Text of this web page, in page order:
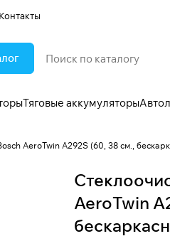
Контакты
Тяговые аккумуляторы
AeroTwin A292S (60, 38 см.,
AeroTwin